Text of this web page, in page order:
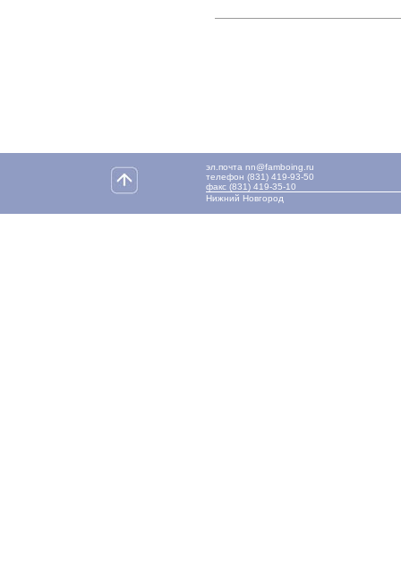
эл.почта nn@famboing.ru
телефон (831) 419-93-50
факс (831) 419-35-10
Нижний Новгород